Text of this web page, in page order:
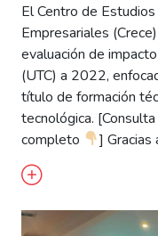
El Centro de
Empresariales
evaluación de
(UTC) a 2022,
título de formación
tecnológica.
completo
]